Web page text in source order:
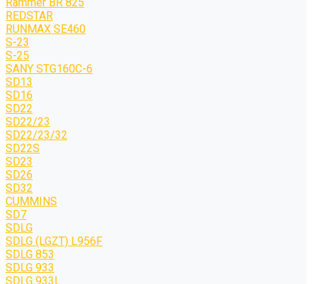
REDSTAR
RUNMAX SE460
S-23
S-25
SANY STG160C-6
SD13
SD16
SD22
SD22/23
SD22/23/32
SD22S
SD23
SD26
SD32
CUMMINS
SD7
SDLG
SDLG (LGZT) L956F
SDLG 853
SDLG 933
SDLG 933L